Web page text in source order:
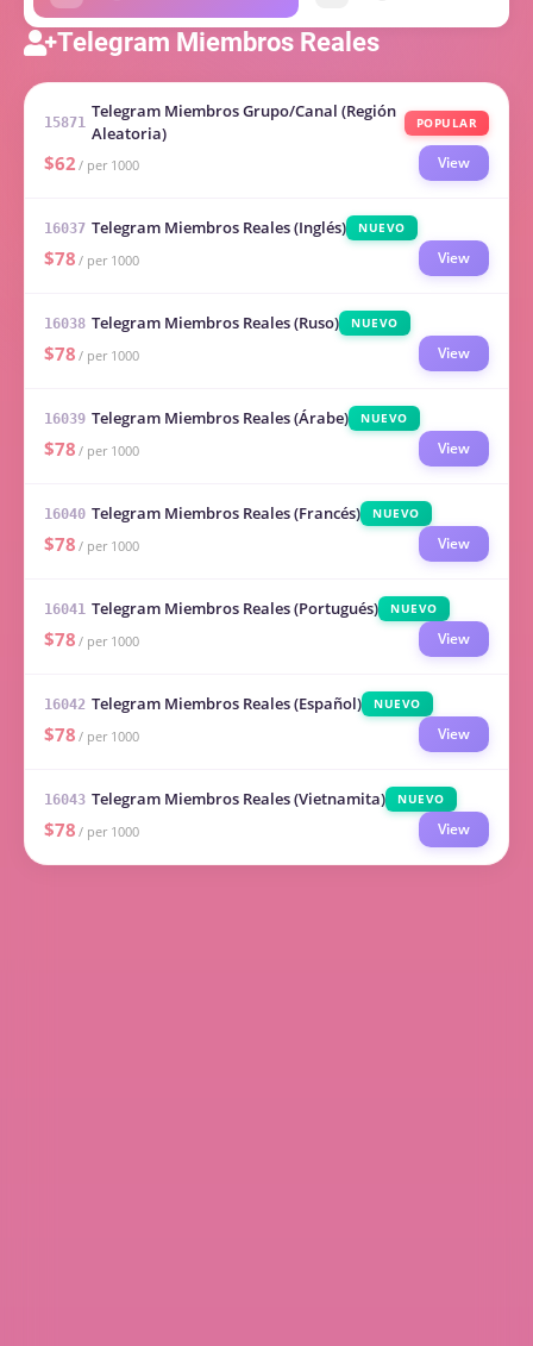
Telegram Miembros Reales
15871
Telegram Miembros Grupo/Canal (Región
Aleatoria)
POPULAR
$62 / per 1000 View
16037 Telegram Miembros Reales (Inglés) NUEVO
$78 / per 1000 View
16038 Telegram Miembros Reales (Ruso) NUEVO
$78 / per 1000 View
16039 Telegram Miembros Reales (Árabe) NUEVO
$78 / per 1000 View
16040 Telegram Miembros Reales (Francés) NUEVO
$78 / per 1000 View
16041 Telegram Miembros Reales (Portugués) NUEVO
$78 / per 1000 View
16042 Telegram Miembros Reales (Español) NUEVO
$78 / per 1000 View
16043 Telegram Miembros Reales (Vietnamita) NUEVO
$78 / per 1000 View